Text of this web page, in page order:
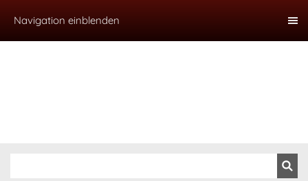
Navigation einblenden